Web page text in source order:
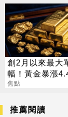
創2月以來最大
幅！黃金暴漲
4253美元
焦點
推薦閱讀